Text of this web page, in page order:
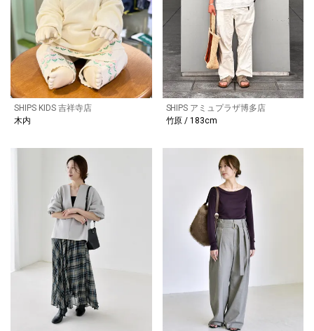
SHIPS KIDS 吉祥寺店
木内
SHIPS アミュプラザ博多店
竹原 / 183cm